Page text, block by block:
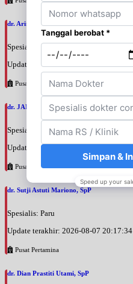
dr. Arini Purwono, SpP
Spesialis: Paru
Update terakhir: 2026-08-07 20:25:58
Pusat Pertamina
dr. JANUAR HABIBI, SpP
Spesialis: Paru
Update terakhir: 2026-08-07 20:23:50
Pusat Pertamina
dr. Sutji Astuti Mariono, SpP
Spesialis: Paru
Update terakhir: 2026-08-07 20:17:34
Pusat Pertamina
dr. Dian Prastiti Utami, SpP